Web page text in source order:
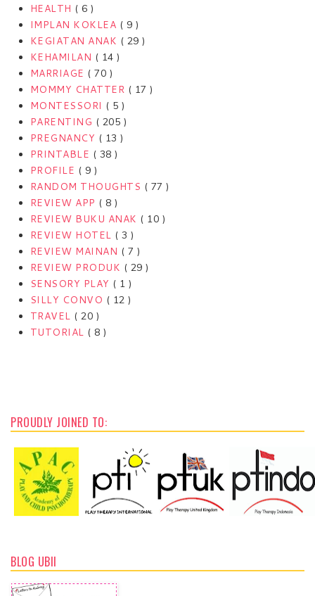
HEALTH ( 6 )
IMPLAN KOKLEA ( 9 )
KEGIATAN ANAK ( 29 )
KEHAMILAN ( 14 )
MARRIAGE ( 70 )
MOMMY CHATTER ( 17 )
MONTESSORI ( 5 )
PARENTING ( 205 )
PREGNANCY ( 13 )
PRINTABLE ( 38 )
PROFILE ( 9 )
RANDOM THOUGHTS ( 77 )
REVIEW APP ( 8 )
REVIEW BUKU ANAK ( 10 )
REVIEW HOTEL ( 3 )
REVIEW MAINAN ( 7 )
REVIEW PRODUK ( 29 )
SENSORY PLAY ( 1 )
SILLY CONVO ( 12 )
TRAVEL ( 20 )
TUTORIAL ( 8 )
PROUDLY JOINED TO:
BLOG UBII